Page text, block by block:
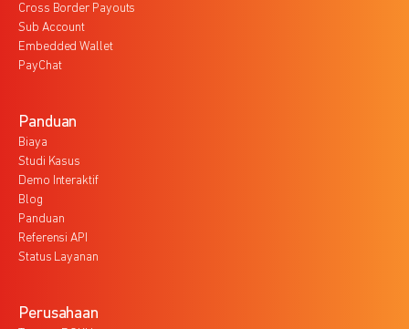
Cross Border Payouts
Sub Account
Embedded Wallet
PayChat
Panduan
Biaya
Studi Kasus
Demo Interaktif
Blog
Panduan
Referensi API
Status Layanan
Perusahaan